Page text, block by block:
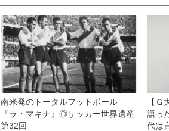
南米発のトータルフットボール
『ラ・マキナ』◎サッカー世界遺産
第32回
【
語っ
代は